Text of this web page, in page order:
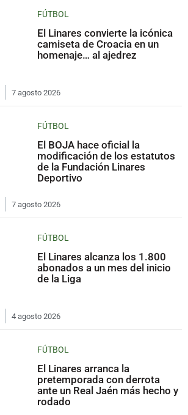
FÚTBOL
El Linares convierte la icónica
camiseta de Croacia en un
homenaje… al ajedrez
7 agosto 2026
FÚTBOL
El BOJA hace oficial la
modificación de los estatutos
de la Fundación Linares
Deportivo
7 agosto 2026
FÚTBOL
El Linares alcanza los 1.800
abonados a un mes del inicio
de la Liga
4 agosto 2026
FÚTBOL
El Linares arranca la
pretemporada con derrota
ante un Real Jaén más hecho y
rodado